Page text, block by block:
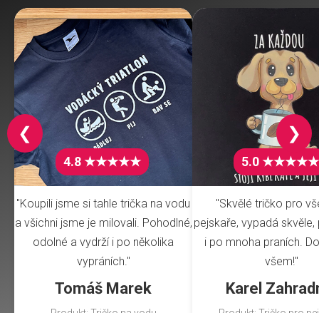
4.8 ★★★★★
"Koupili jsme si tahle trička na vodu
a všichni jsme je milovali. Pohodlné,
odolné a vydrží i po několika
vypráních."
Tomáš Marek
5.0 ★★★★★
"Skvělé tričko pro
pejskaře, vypadá
i po mnoha praních.
všem!"
Karel
❮ ❯